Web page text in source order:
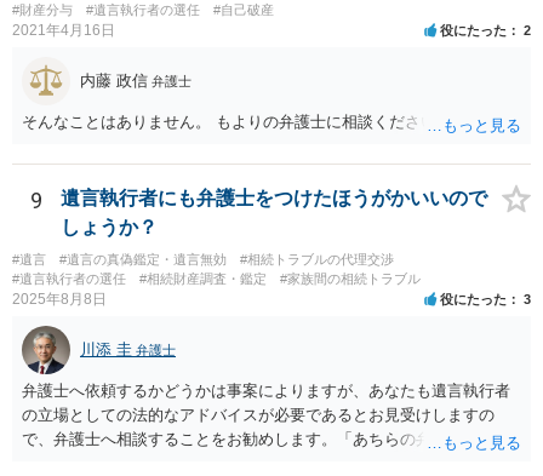
#財産分与 #遺言執行者の選任 #自己破産
2021年4月16日 役にたった 2
内藤 政信 弁護士
そんなことはありません。 もよりの弁護士に相談ください。
9
遺言執行者にも弁護士をつけたほうがかいいので
しょうか？
#遺言 #遺言の真偽鑑定・遺言無効
#相続トラブルの代理交渉
#遺言執行者の選任
#相続財産調査・鑑定 #家族間の相続トラブル
2025年8月8日 役にたった 3
川添 圭 弁護士
弁護士へ依頼するかどうかは事案によりますが、あなたも遺言執行者
の立場としての法的なアドバイスが必要であるとお見受けしますの
で、弁護士へ相談することをお勧めします。「あちらの弁護士」（元